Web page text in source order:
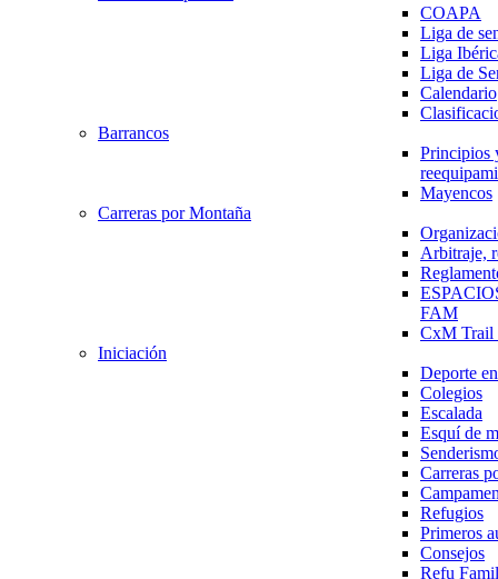
COAPA
Liga de
Liga
Liga de
Calendario
Barrancos
Principios
Mayencos
Carreras por Montaña
Arbitraje,
FAM
CxM
Iniciación
Deporte
Colegios
Escalada
Esquí de
Carreras
Refugios
Primeros
Consejos
Refu